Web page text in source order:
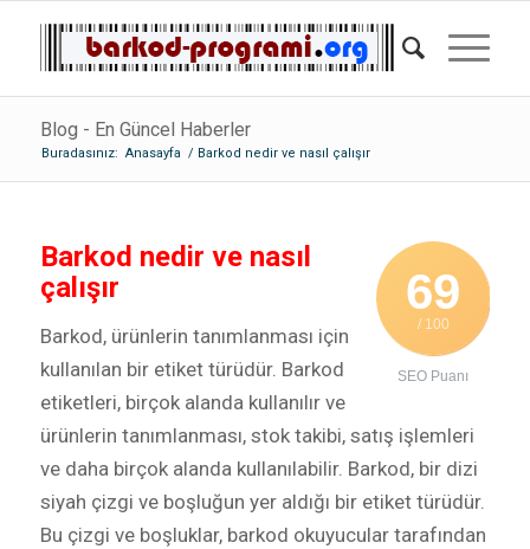
Blog - En Güncel Haberler
Buradasınız: Anasayfa / Barkod nedir ve nasıl çalışır
69
/ 100
SEO Puanı
Barkod nedir ve nasıl
çalışır
Barkod, ürünlerin tanımlanması için
kullanılan bir etiket türüdür. Barkod
etiketleri, birçok alanda kullanılır ve
ürünlerin tanımlanması, stok takibi, satış işlemleri
ve daha birçok alanda kullanılabilir. Barkod, bir dizi
siyah çizgi ve boşluğun yer aldığı bir etiket türüdür.
Bu çizgi ve boşluklar, barkod okuyucular tarafından